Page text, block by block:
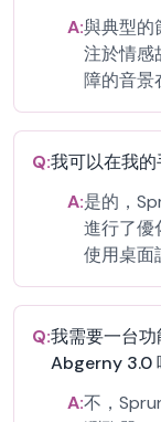
A:與典型的
注於情感
障的音景
Q:我可以在我
A:是的，
進行了優
使用桌面
Q:我需要一台
Abgerny 3.0
A:不，